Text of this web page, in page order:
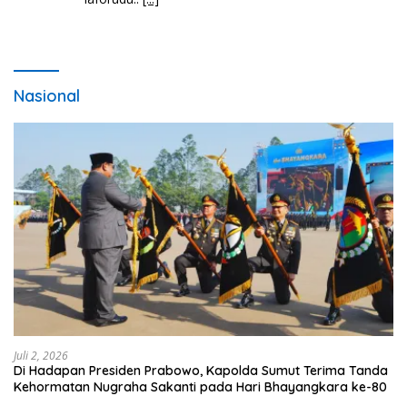
Nasional
Juli 2, 2026
Di Hadapan Presiden Prabowo, Kapolda Sumut Terima Tanda
Kehormatan Nugraha Sakanti pada Hari Bhayangkara ke-80